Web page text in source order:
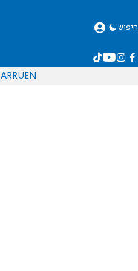
חיפוש
EN
RU
AR